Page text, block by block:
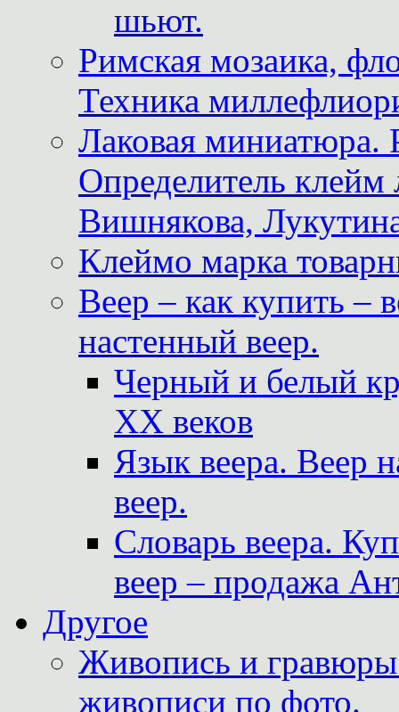
шьют.
Римская мозаика,
Техника
Лаковая миниатюра.
Определитель
Вишнякова,
Клеймо марка
Веер – как купить –
настенный веер.
Черный и белый
XX веков
Язык веера. Веер
веер.
Словарь веера.
веер – продажа
Другое
Живопись и
живописи по фото.